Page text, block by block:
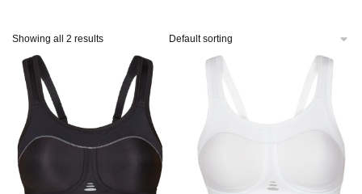
Showing all 2 results